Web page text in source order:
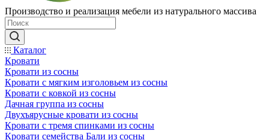
Производство и реализация мебели из натурального массива
Каталог
Кровати
Кровати из сосны
Кровати с мягким изголовьем из сосны
Кровати с ковкой из сосны
Дачная группа из сосны
Двухъярусные кровати из сосны
Кровати с тремя спинками из сосны
Кровати семейства Бали из сосны